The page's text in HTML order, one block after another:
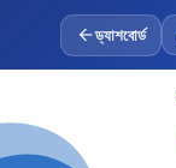
arrow_backড্যাশবোর্ড